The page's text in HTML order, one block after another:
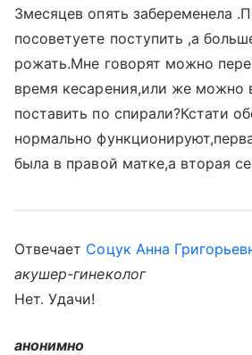
3месяцев опять забеременела
посоветуете поступить ,а
рожать.Мне говорят можно
время кесарения,или же можно
поставить по спирали?Кстати
нормально
была в правой матке,а вторая
Отвечает Соцук Анна
акушер-гинеколог
Нет. Удачи!
анонимно